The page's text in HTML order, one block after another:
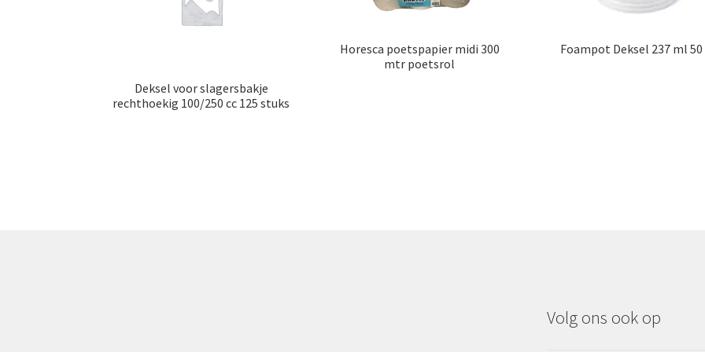
Deksel voor slagersbakje
rechthoekig 100/250 cc 125 stuks
Horesca poetspapier midi 300
mtr poetsrol
Foampot Deksel 237 ml
Volg ons ook op